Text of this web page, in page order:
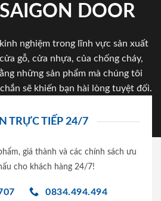
DOOR
nghiệm trong lĩnh vực sản xuất
gỗ, cửa nhựa, của chống cháy,
những sản phẩm mà chúng tôi
sẽ khiến bạn hài lòng tuyệt đối.
TRỰC TIẾP 24/7
giá thành và các chính sách ưu
cho khách hàng 24/7!
0834.494.494